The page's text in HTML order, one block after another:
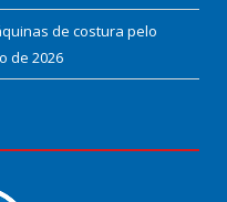
de costura pelo
de 2026